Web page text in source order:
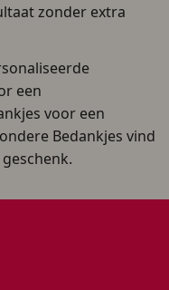
zonder extra
een
voor een
Bedankjes vind